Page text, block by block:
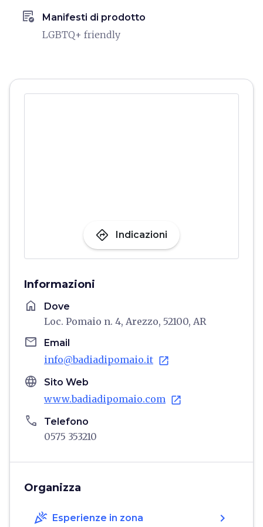
order_approve Manifesti di prodotto
LGBTQ+ friendly
directions Indicazioni
Informazioni
home Dove
Loc. Pomaio n. 4, Arezzo, 52100, AR
email Email
info@badiadipomaio.it open_in_new
language Sito Web
www.badiadipomaio.com open_in_new
phone Telefono
0575 353210
Organizza
celebration Esperienze in zona chevron_right